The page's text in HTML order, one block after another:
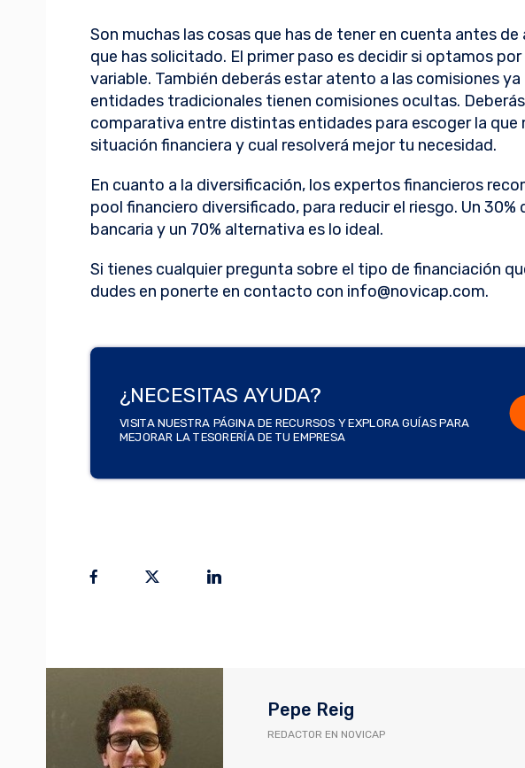
Son muchas las cosas que has de tener en cuenta antes
que has solicitado. El primer paso es decidir si optamos
variable. También deberás estar atento a las comisiones ya
entidades tradicionales tienen comisiones ocultas.
comparativa entre distintas entidades para escoger la que
situación financiera y cual resolverá mejor tu necesidad.
En cuanto a la diversificación, los expertos financieros
pool financiero diversificado, para reducir el riesgo. Un 30%
bancaria y un 70% alternativa es lo ideal.
Si tienes cualquier pregunta sobre el tipo de financiación
dudes en ponerte en contacto con info@novicap.com.
¿NECESITAS AYUDA?
VISITA NUESTRA PÁGINA DE RECURSOS Y EXPLORA GUÍAS PARA
MEJORAR LA TESORERÍA DE TU EMPRESA
Pepe Reig
REDACTOR EN NOVICAP